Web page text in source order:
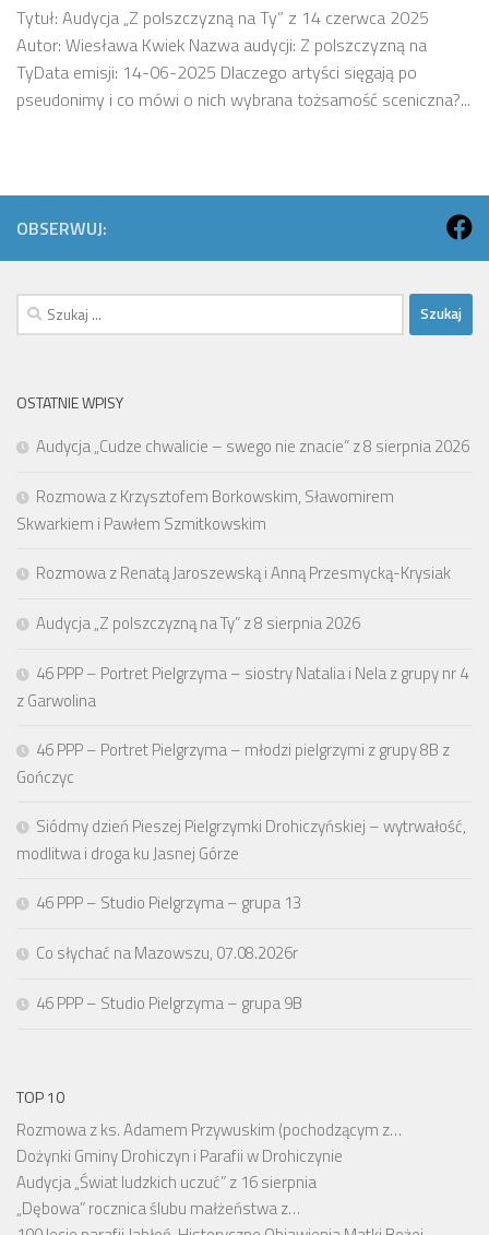
Tytuł: Audycja „Z polszczyzną na Ty” z 14 czerwca 2025
Autor: Wiesława Kwiek Nazwa audycji: Z polszczyzną na
TyData emisji: 14-06-2025 Dlaczego artyści sięgają po
pseudonimy i co mówi o nich wybrana tożsamość sceniczna?...
OBSERWUJ:
Szukaj:
OSTATNIE WPISY
Audycja „Cudze chwalicie – swego nie znacie” z 8 sierpnia 2026
Rozmowa z Krzysztofem Borkowskim, Sławomirem
Skwarkiem i Pawłem Szmitkowskim
Rozmowa z Renatą Jaroszewską i Anną Przesmycką-Krysiak
Audycja „Z polszczyzną na Ty” z 8 sierpnia 2026
46 PPP – Portret Pielgrzyma – siostry Natalia i Nela z grupy nr 4
z Garwolina
46 PPP – Portret Pielgrzyma – młodzi pielgrzymi z grupy 8B z
Gończyc
Siódmy dzień Pieszej Pielgrzymki Drohiczyńskiej – wytrwałość,
modlitwa i droga ku Jasnej Górze
46 PPP – Studio Pielgrzyma – grupa 13
Co słychać na Mazowszu, 07.08.2026r
46 PPP – Studio Pielgrzyma – grupa 9B
TOP 10
Rozmowa z ks. Adamem Przywuskim (pochodzącym z…
Dożynki Gminy Drohiczyn i Parafii w Drohiczynie
Audycja „Świat ludzkich uczuć” z 16 sierpnia
„Dębowa” rocznica ślubu małżeństwa z…